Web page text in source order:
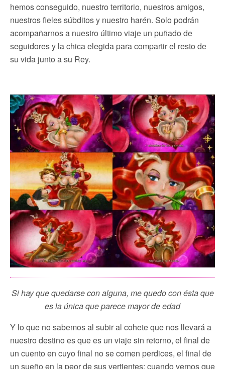
hemos conseguido, nuestro territorio, nuestros amigos,
nuestros fieles súbditos y nuestro harén. Solo podrán
acompañarnos a nuestro último viaje un puñado de
seguidores y la chica elegida para compartir el resto de
su vida junto a su Rey.
Si hay que quedarse con alguna, me quedo con ésta que
es la única que parece mayor de edad
Y lo que no sabemos al subir al cohete que nos llevará a
nuestro destino es que es un viaje sin retorno, el final de
un cuento en cuyo final no se comen perdices, el final de
un sueño en la peor de sus vertientes: cuando vemos que